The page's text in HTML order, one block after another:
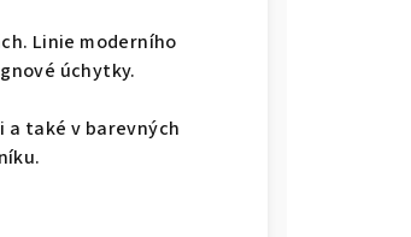
Linie moderního
úchytky.
a také v barevných